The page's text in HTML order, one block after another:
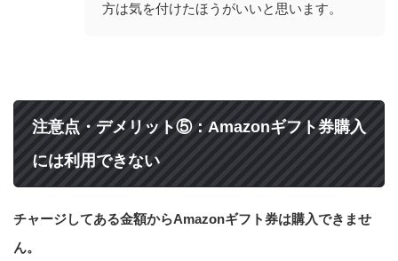
方は気を付けたほうがいいと思います。
注意点・デメリット⑤：Amazonギフト券購入
には利用できない
チャージしてある金額からAmazonギフト券は購入できませ
ん。